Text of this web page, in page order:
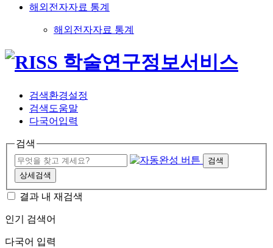
해외전자자료 통계
해외전자자료 통계
검색환경설정
검색도움말
다국어입력
검색
검색
상세검색
결과 내 재검색
인기 검색어
다국어 입력